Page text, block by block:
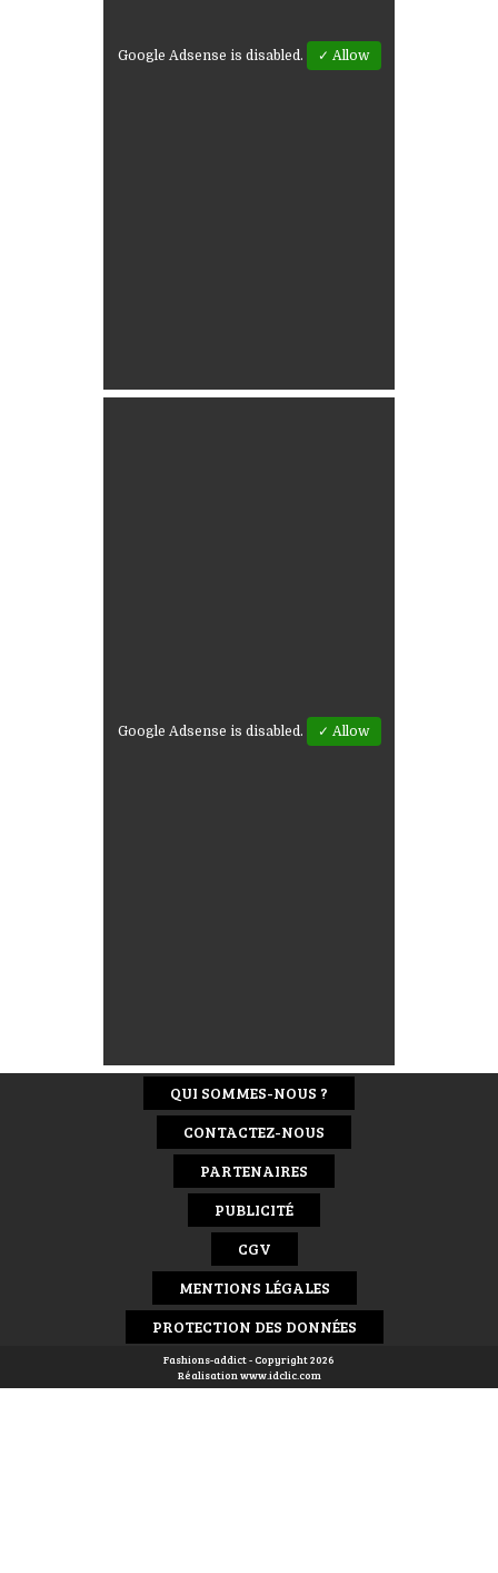
Google Adsense is disabled. ✓ Allow
Google Adsense is disabled. ✓ Allow
QUI SOMMES-NOUS ?
CONTACTEZ-NOUS
PARTENAIRES
PUBLICITÉ
CGV
MENTIONS LÉGALES
PROTECTION DES DONNÉES
Fashions-addict - Copyright 2026
Réalisationwww.idclic.com